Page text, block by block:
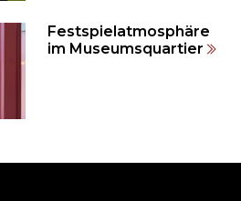
Festspielatmosphäre
im Museumsquartier